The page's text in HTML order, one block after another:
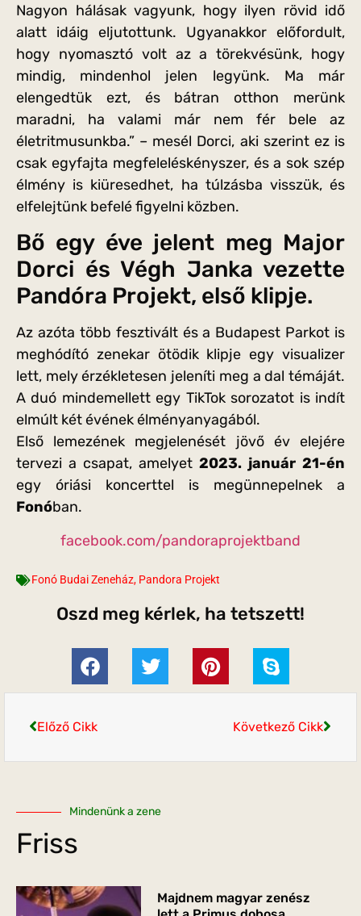
Nagyon hálásak vagyunk, hogy ilyen rövid idő
alatt idáig eljutottunk. Ugyanakkor előfordult,
hogy nyomasztó volt az a törekvésünk, hogy
mindig, mindenhol jelen legyünk. Ma már
elengedtük ezt, és bátran otthon merünk
maradni, ha valami már nem fér bele az
életritmusunkba.” – mesél Dorci, aki szerint ez is
csak egyfajta megfeleléskényszer, és a sok szép
élmény is kiüresedhet, ha túlzásba visszük, és
elfelejtünk befelé figyelni közben.
Bő egy éve jelent meg Major
Dorci és Végh Janka vezette
Pandóra Projekt, első klipje.
Az azóta több fesztivált és a Budapest Parkot is
meghódító zenekar ötödik klipje egy visualizer
lett, mely érzékletesen jeleníti meg a dal témáját.
A duó mindemellett egy TikTok sorozatot is indít
elmúlt két évének élményanyagából.
Első lemezének megjelenését jövő év elejére
tervezi a csapat, amelyet 2023. január 21-én
egy óriási koncerttel is megünnepelnek a
Fonóban.
facebook.com/pandoraprojektband
Fonó Budai Zeneház, Pandora Projekt
Oszd meg kérlek, ha tetszett!
Előző Cikk Következő Cikk
Mindenünk a zene
Friss
Majdnem magyar zenész